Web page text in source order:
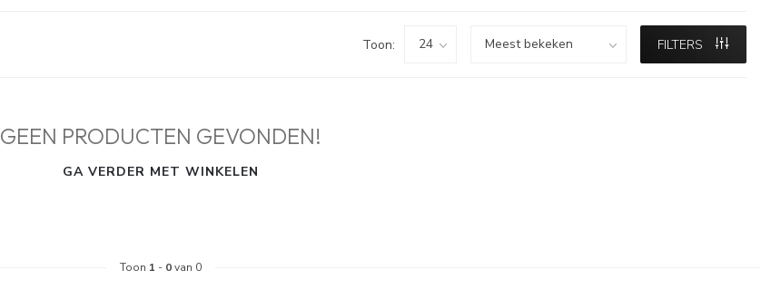
Toon: FILTERS
GEEN PRODUCTEN GEVONDEN!
GA VERDER MET WINKELEN
Toon 1 - 0van 0